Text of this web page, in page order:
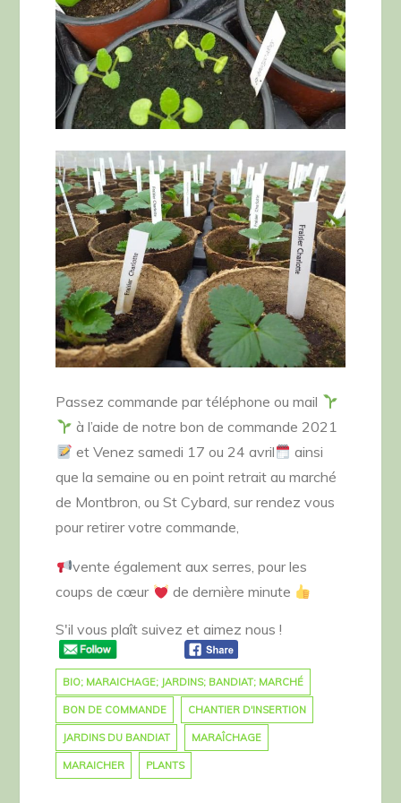
Passez commande par téléphone ou mail
à l’aide de notre bon de commande 2021
et Venez samedi 17 ou 24 avril
ainsi
que la semaine ou en point retrait au marché
de Montbron, ou St Cybard, sur rendez vous
pour retirer votre commande,
vente également aux serres, pour les
coups de cœur
de dernière minute
S'il vous plaît suivez et aimez nous !
BIO; MARAICHAGE; JARDINS; BANDIAT; MARCHÉ
BON DE COMMANDE CHANTIER D'INSERTION
JARDINS DU BANDIAT MARAÎCHAGE
MARAICHER PLANTS